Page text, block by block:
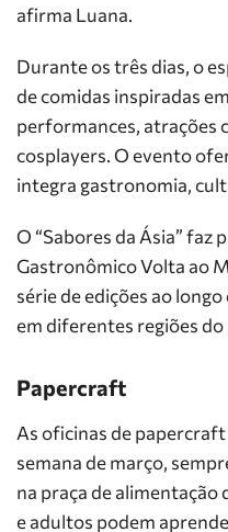
afirma Luana.
Durante os três dias, o
de comidas inspiradas
performances, atrações
cosplayers. O evento
integra gastronomia,
O “Sabores da Ásia” faz
Gastronômico Volta ao
série de edições ao
em diferentes regiões do
Papercraft
As oficinas de
semana de março,
na praça de alimentação
e adultos podem